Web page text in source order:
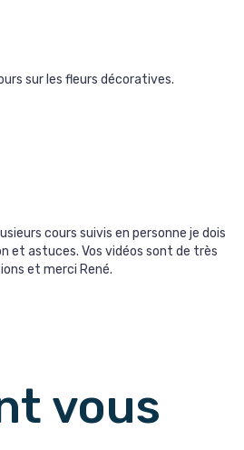
sur les fleurs décoratives.
cours suivis en personne je dois
et astuces. Vos vidéos sont de très
et merci René.
vous